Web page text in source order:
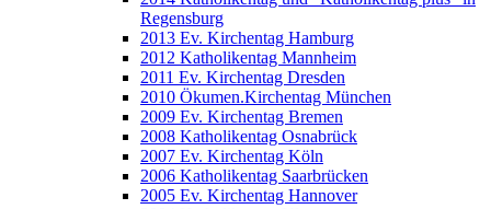
Regensburg
2013 Ev. Kirchentag Hamburg
2012 Katholikentag Mannheim
2011 Ev. Kirchentag Dresden
2010 Ökumen.Kirchentag München
2009 Ev. Kirchentag Bremen
2008 Katholikentag Osnabrück
2007 Ev. Kirchentag Köln
2006 Katholikentag Saarbrücken
2005 Ev. Kirchentag Hannover